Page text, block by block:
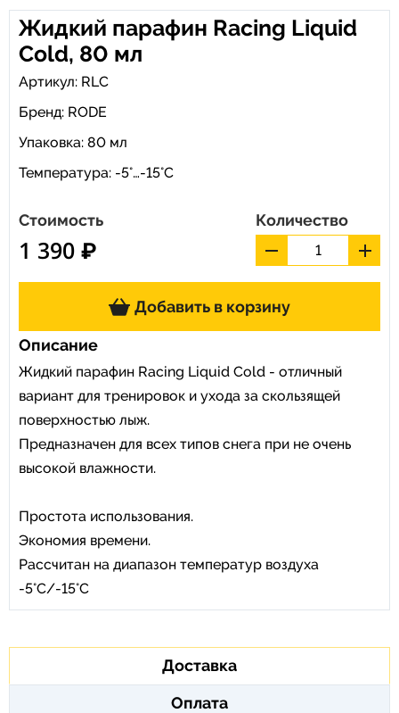
Жидкий парафин Racing Liquid
Cold, 80 мл
Артикул: RLC
Бренд: RODE
Упаковка: 80 мл
Температура: -5°…-15°C
Стоимость
1 390 ₽
Количество
Добавить в корзину
Описание
Жидкий парафин Racing Liquid Cold - отличный
вариант для тренировок и ухода за скользящей
поверхностью лыж.
Предназначен для всех типов снега при не очень
высокой влажности.
Простота использования.
Экономия времени.
Рассчитан на диапазон температур воздуха
-5°C/-15°C
Доставка
Оплата